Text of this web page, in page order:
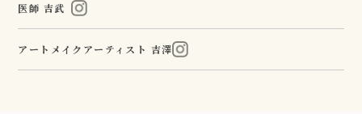
医師 吉武
アートメイクアーティスト 吉澤